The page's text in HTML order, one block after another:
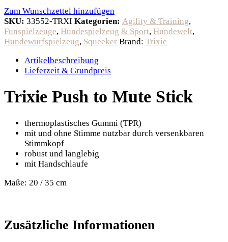
Zum Wunschzettel hinzufügen
SKU: 33552-TRXI Kategorien: Agility & Training,
Funspielzeuge, Hundespielzeug & Sport, Hundewelt,
Hundewurfspielzeug, Squeeker Brand: Trixie
Artikelbeschreibung
Lieferzeit & Grundpreis
Trixie Push to Mute Stick
thermoplastisches Gummi (TPR)
mit und ohne Stimme nutzbar durch versenkbaren
Stimmkopf
robust und langlebig
mit Handschlaufe
Maße: 20 / 35 cm
Zusätzliche Informationen